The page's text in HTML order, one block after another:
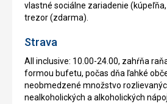
vlastné sociálne zariadenie (kúpeľňa,
trezor (zdarma).
Strava
All inclusive: 10.00-24.00, zahŕňa
formou bufetu, počas dňa ľahké
neobmedzené množstvo
nealkoholických a alkoholických